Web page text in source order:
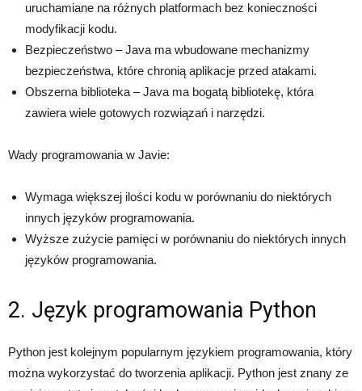
uruchamiane na różnych platformach bez konieczności
modyfikacji kodu.
Bezpieczeństwo – Java ma wbudowane mechanizmy
bezpieczeństwa, które chronią aplikacje przed atakami.
Obszerna biblioteka – Java ma bogatą bibliotekę, która
zawiera wiele gotowych rozwiązań i narzędzi.
Wady programowania w Javie:
Wymaga większej ilości kodu w porównaniu do niektórych
innych języków programowania.
Wyższe zużycie pamięci w porównaniu do niektórych innych
języków programowania.
2. Język programowania Python
Python jest kolejnym popularnym językiem programowania, który
można wykorzystać do tworzenia aplikacji. Python jest znany ze